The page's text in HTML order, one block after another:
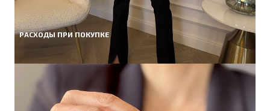
РАСХОДЫ ПРИ ПОКУПКЕ